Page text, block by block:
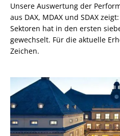
Unsere Auswertung der
aus DAX, MDAX und SDAX
Sektoren hat in den ersten
gewechselt. Für die aktuelle
Zeichen.